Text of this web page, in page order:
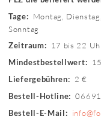
Tage: Montag,
Sonntag
Zeitraum: 17 bis 22
Mindestbestellwert:
Liefergebühren: 2 €
Bestell-Hotline:
Bestell-E-Mail: